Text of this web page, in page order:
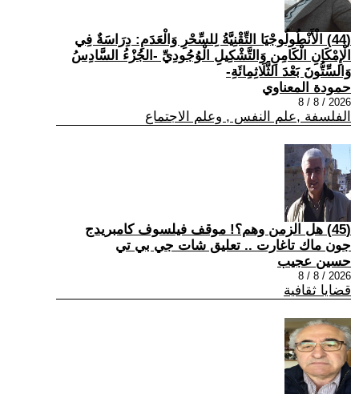
(44) الْأَنْطُولُوجْيَا التِّقْنِيَّةُ لِلسِّحْرِ وَالْعَدَمِ: دِرَاسَةٌ فِي
الْإِمْكَانِ الْكَامِنِ وَالتَّشْكِيلِ الْوُجُودِيِّ -الجُزْءُ السَّادِسُ
وَالسِّتُّونَ بَعْدَ الثَّلَاثِمِائَةِ-
حمودة المعناوي
2026 / 8 / 8
الفلسفة ,علم النفس , وعلم الاجتماع
(45) هل الزمن وهم؟! موقف فيلسوف كامبريدج
جون ماك تاغارت .. تعليق شات جي بي تي
حسين عجيب
2026 / 8 / 8
قضايا ثقافية